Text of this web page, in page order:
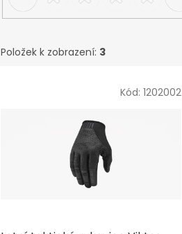
Položek k zobrazení: 3
Kód: 1202002